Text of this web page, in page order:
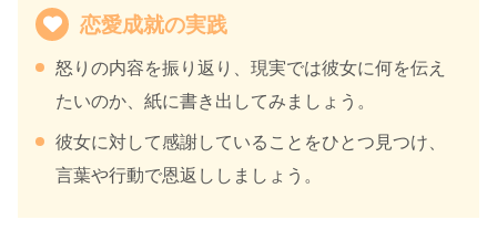
恋愛成就の実践
怒りの内容を振り返り、現実では彼女に何を伝え
たいのか、紙に書き出してみましょう。
彼女に対して感謝していることをひとつ見つけ、
言葉や行動で恩返ししましょう。